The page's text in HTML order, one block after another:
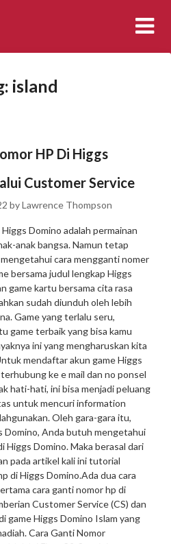
island
HP Di Higgs
Customer Service
byLawrence Thompson
Domino adalah permainan
anak bangsa. Namun tetap
cara mengganti nomer
bersama judul lengkap Higgs
game kartu bersama cita rasa
sudah diunduh oleh lebih
Game yang terlalu seru,
game terbaik yang bisa kamu
ini yang mengharuskan kita
mendaftar akun game Higgs
ke e mail dan no ponsel
hati-hati, ini bisa menjadi peluang
untuk mencuri information
Oleh gara-gara itu,
Domino, Anda butuh mengetahui
Higgs Domino. Maka berasal dari
pada artikel kali ini tutorial
di Higgs Domino.Ada dua cara
cara ganti nomor hp di
Customer Service (CS) dan
game Higgs Domino Islam yang
Cara Ganti Nomor